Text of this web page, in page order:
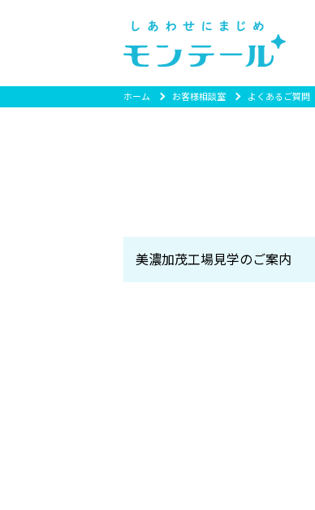
ホーム お客様相談室 よくあるご質問
美濃加茂工場見学のご案内